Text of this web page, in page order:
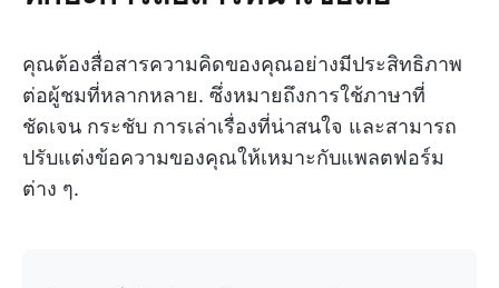
คุณต้องสื่อสารความคิดของคุณอย่างมีประสิทธิภาพ
ต่อผู้ชมที่หลากหลาย. ซึ่งหมายถึงการใช้ภาษาที่
ชัดเจน กระชับ การเล่าเรื่องที่น่าสนใจ และสามารถ
ปรับแต่งข้อความของคุณให้เหมาะกับแพลตฟอร์ม
ต่าง ๆ.